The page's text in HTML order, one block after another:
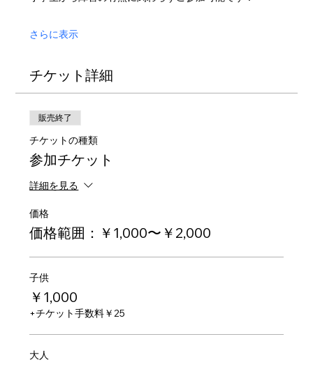
さらに表示
チケット詳細
販売終了
チケットの種類
参加チケット
詳細を見る
価格
価格範囲：￥1,000〜￥2,000
子供
￥1,000
+チケット手数料￥25
大人